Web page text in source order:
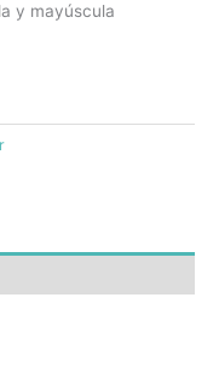
y mayúscula